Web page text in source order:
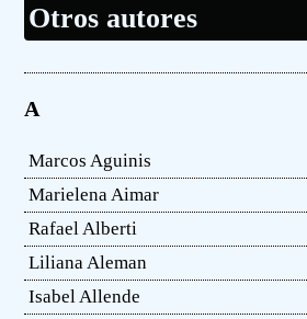
Otros autores
A
Marcos Aguinis
Marielena Aimar
Rafael Alberti
Liliana Aleman
Isabel Allende